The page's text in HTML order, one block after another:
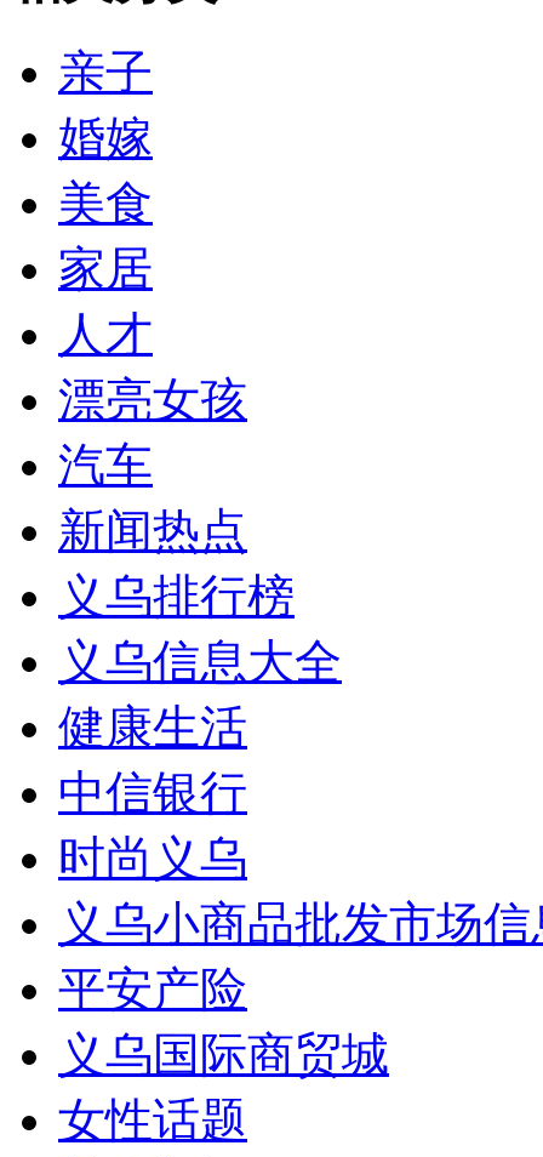
亲子
婚嫁
美食
家居
人才
漂亮女孩
汽车
新闻热点
义乌排行榜
义乌信息大全
健康生活
中信银行
时尚义乌
义乌小商品批发市场
平安产险
义乌国际商贸城
女性话题